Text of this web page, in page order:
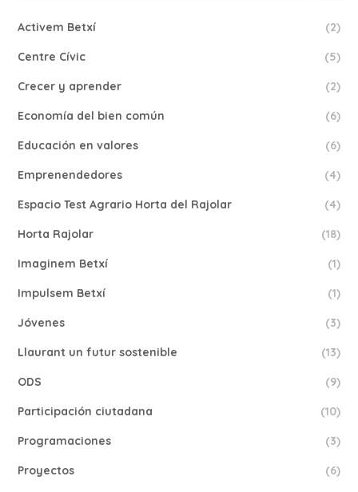
Activem Betxí (2)
Centre Cívic (5)
Crecer y aprender (2)
Economía del bien común (6)
Educación en valores (6)
Emprenendedores (4)
Espacio Test Agrario Horta del Rajolar (4)
Horta Rajolar (18)
Imaginem Betxí (1)
Impulsem Betxí (1)
Jóvenes (3)
Llaurant un futur sostenible (13)
ODS (9)
Participación ciutadana (10)
Programaciones (3)
Proyectos (6)